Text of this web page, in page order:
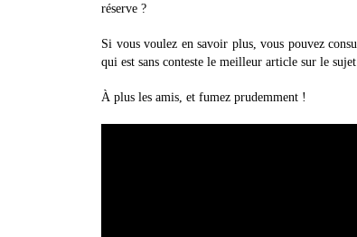
réserve ?
Si vous voulez en savoir plus, vous pouvez
qui est sans conteste le meilleur article sur le
À plus les amis, et fumez prudemment !